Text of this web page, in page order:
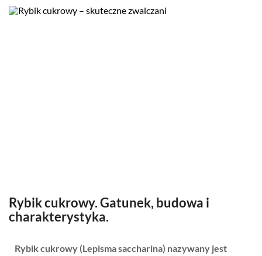
Rybik cukrowy. Gatunek, budowa i
charakterystyka.
Rybik cukrowy (Lepisma saccharina) nazywany jest